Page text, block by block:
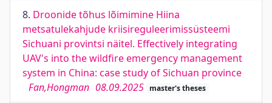
8. Droonide tõhus lõimimine Hiina
metsatulekahjude kriisireguleerimissüsteemi
Sichuani provintsi näitel. Effectively integrating
UAV's into the wildfire emergency management
system in China: case study of Sichuan province
Fan,Hongman 08.09.2025 master's theses